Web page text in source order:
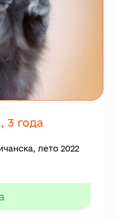
3 года
лето 2022